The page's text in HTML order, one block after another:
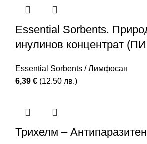
Essential Sorbents.
инулинов концентрат
Essential Sorbents / Лимфосан
6,39 € (12.50 лв.)
Трихелм –